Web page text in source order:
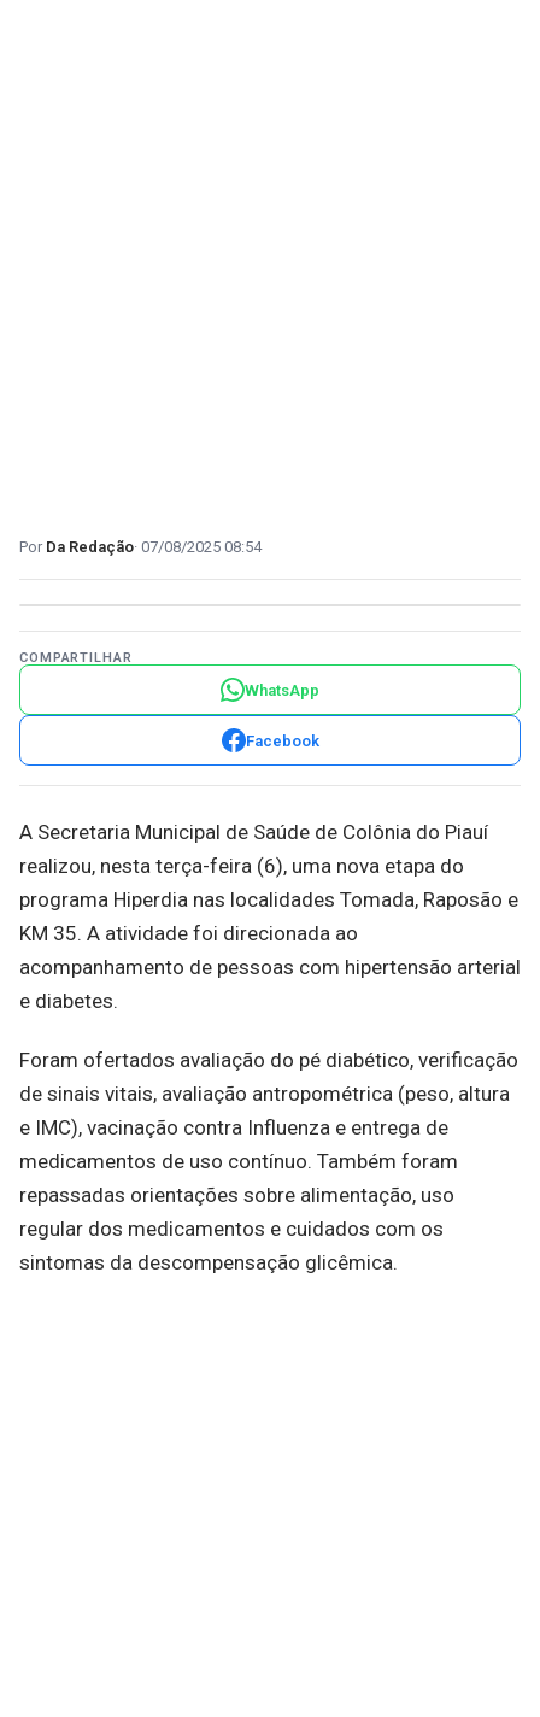
Da Redação 07/08/2025 08:54
COMPARTILHAR
WhatsApp
Facebook
A Secretaria Municipal de Saúde de Colônia do Piauí
realizou, nesta terça-feira (6), uma nova etapa do
programa Hiperdia nas localidades Tomada, Raposão e
KM 35. A atividade foi direcionada ao
acompanhamento de pessoas com hipertensão arterial
e diabetes.
Foram ofertados avaliação do pé diabético, verificação
de sinais vitais, avaliação antropométrica (peso, altura
e IMC), vacinação contra Influenza e entrega de
medicamentos de uso contínuo. Também foram
repassadas orientações sobre alimentação, uso
regular dos medicamentos e cuidados com os
sintomas da descompensação glicêmica.